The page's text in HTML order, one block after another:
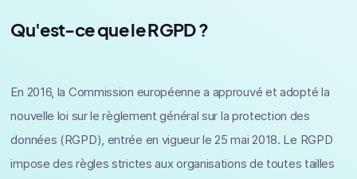
Qu'est-ce que le RGPD ?
En 2016, la Commission européenne a approuvé et adopté la
nouvelle loi sur le règlement général sur la protection des
données (RGPD), entrée en vigueur le 25 mai 2018. Le RGPD
impose des règles strictes aux organisations de toutes tailles